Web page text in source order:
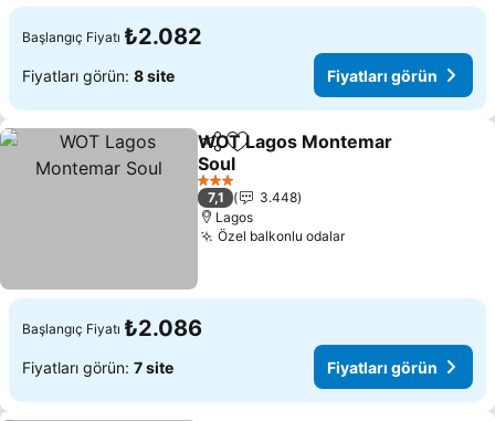
Başlangıç Fiyatı ₺2.082
Fiyatları görün: 8 site Fiyatları görün
PaylaşFavorilerime ekle
WOT Lagos Montemar
Soul
Fiyatları görün
3 Yıldız
7,1
3.448
Lagos
Özel balkonlu odalarFiyatları görün
Başlangıç Fiyatı ₺2.086
Fiyatları görün: 7 site Fiyatları görün